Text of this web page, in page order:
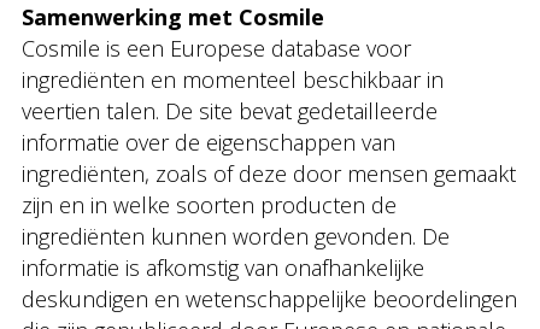
Samenwerking met Cosmile
Cosmile is een Europese database voor
ingrediënten en momenteel beschikbaar in
veertien talen. De site bevat gedetailleerde
informatie over de eigenschappen van
ingrediënten, zoals of deze door mensen gemaakt
zijn en in welke soorten producten de
ingrediënten kunnen worden gevonden. De
informatie is afkomstig van onafhankelijke
deskundigen en wetenschappelijke beoordelingen